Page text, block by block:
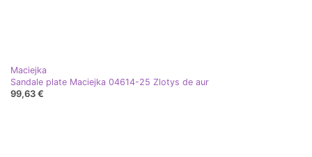
Maciejka
Sandale plate Maciejka 04614-25 Zlotys de aur
99,63 €